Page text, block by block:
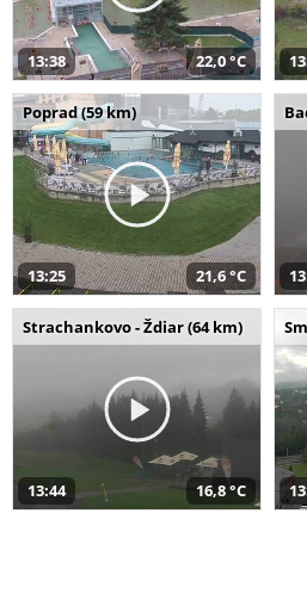
13:38 22,0 °C
Poprad (59 km)
13:25 21,6 °C
Strachankovo - Ždiar (64 km)
13:44 16,8 °C